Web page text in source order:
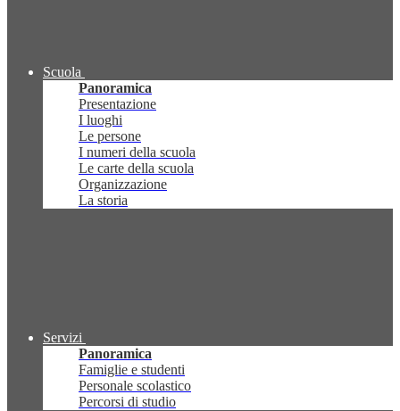
Scuola
Panoramica
Presentazione
I luoghi
Le persone
I numeri della scuola
Le carte della scuola
Organizzazione
La storia
Servizi
Panoramica
Famiglie e studenti
Personale scolastico
Percorsi di studio